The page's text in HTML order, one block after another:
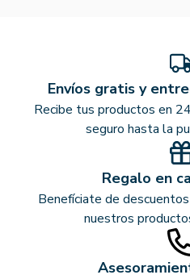
Envíos gratis y
Recibe tus productos en
seguro hasta la
Regalo en
Benefíciate de
nuestros